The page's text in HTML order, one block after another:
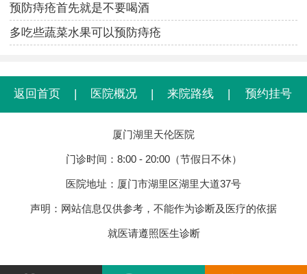
预防痔疮首先就是不要喝酒
多吃些蔬菜水果可以预防痔疮
返回首页 医院概况 来院路线 预约挂号
厦门湖里天伦医院
门诊时间：8:00 - 20:00（节假日不休）
医院地址：厦门市湖里区湖里大道37号
声明：网站信息仅供参考，不能作为诊断及医疗的依据
就医请遵照医生诊断